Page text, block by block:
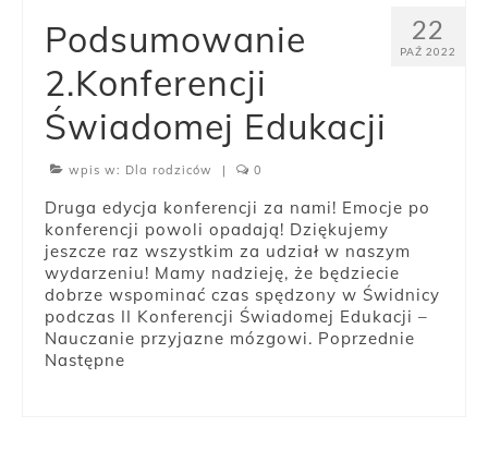
22
PAŹ 2022
Podsumowanie
2.Konferencji
Świadomej Edukacji
wpis w: Dla rodziców | 0
Druga edycja konferencji za nami! Emocje po
konferencji powoli opadają! Dziękujemy
jeszcze raz wszystkim za udział w naszym
wydarzeniu! Mamy nadzieję, że będziecie
dobrze wspominać czas spędzony w Świdnicy
podczas II Konferencji Świadomej Edukacji –
Nauczanie przyjazne mózgowi. Poprzednie
Następne